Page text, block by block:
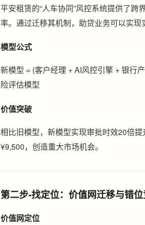
平安租赁的“人车协同”风控系统提供了
率。通过迁移其机制，助贷业务可以实现
模型公式
新模型 = (客户经理 + AI风控引擎 + 银行
险评估模型
价值突破
相比旧模型，新模型实现审批时效20倍
¥9,500，创造重大市场机会。
第二步-找定位：价值网迁移与错
价值网定位